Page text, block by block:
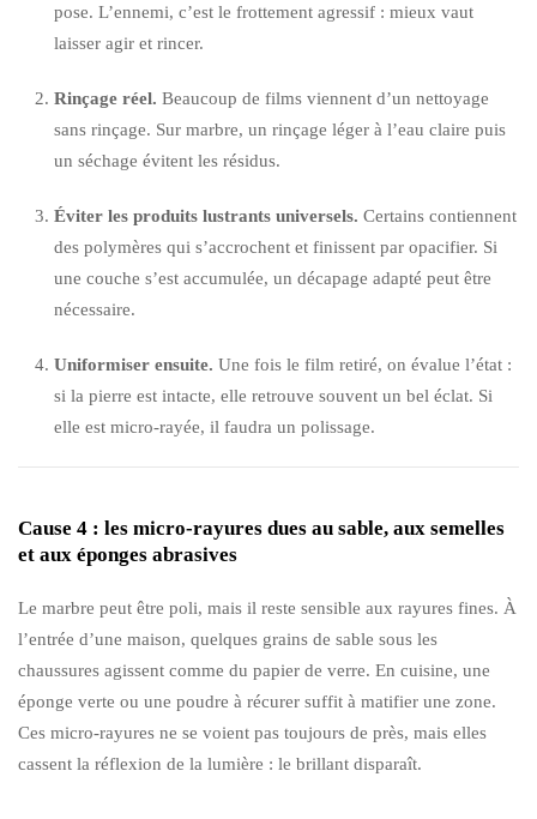
pose. L’ennemi, c’est le frottement agressif : mieux vaut
laisser agir et rincer.
Rinçage réel. Beaucoup de films viennent d’un nettoyage
sans rinçage. Sur marbre, un rinçage léger à l’eau claire puis
un séchage évitent les résidus.
Éviter les produits lustrants universels. Certains contiennent
des polymères qui s’accrochent et finissent par opacifier. Si
une couche s’est accumulée, un décapage adapté peut être
nécessaire.
Uniformiser ensuite. Une fois le film retiré, on évalue l’état :
si la pierre est intacte, elle retrouve souvent un bel éclat. Si
elle est micro-rayée, il faudra un polissage.
Cause 4 : les micro-rayures dues au sable, aux semelles
et aux éponges abrasives
Le marbre peut être poli, mais il reste sensible aux rayures fines. À
l’entrée d’une maison, quelques grains de sable sous les
chaussures agissent comme du papier de verre. En cuisine, une
éponge verte ou une poudre à récurer suffit à matifier une zone.
Ces micro-rayures ne se voient pas toujours de près, mais elles
cassent la réflexion de la lumière : le brillant disparaît.